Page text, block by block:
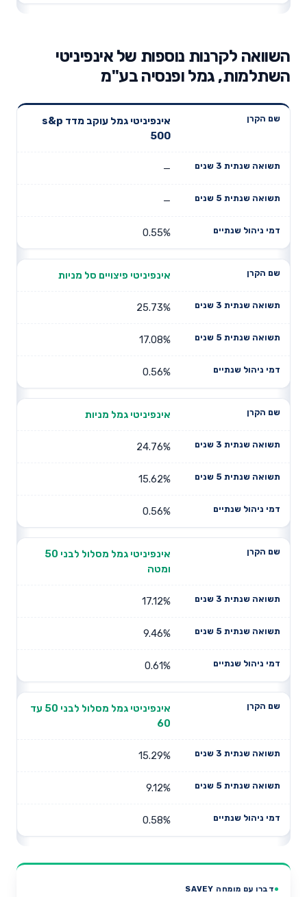
השוואה לקרנות נוספות של אינפיניטי
השתלמות, גמל ופנסיה בע"מ
שנתית 3
תשואה
דמי ניהול
אינפיניטי גמל עוקב מדד s&p
500
—
—
0.55%
אינפיניטי פיצויים סל מניות
25.73%
17.08%
0.56%
אינפיניטי גמל מניות
24.76%
15.62%
0.56%
אינפיניטי גמל מסלול לבני 50
ומטה
17.12%
9.46%
0.61%
אינפיניטי גמל מסלול לבני 50 עד
60
15.29%
9.12%
0.58%
דברו עם מומחה SAVEY